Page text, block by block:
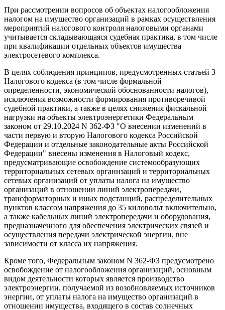
При рассмотрении вопросов об объектах налогообложения
налогом на имущество организаций в рамках осуществления
мероприятий налогового контроля налоговыми органами
учитывается складывающаяся судебная практика, в том числе
при квалификации отдельных объектов имущества
электросетевого комплекса.
В целях соблюдения принципов, предусмотренных статьей 3
Налогового кодекса (в том числе формальной
определенности, экономической обоснованности налогов),
исключения возможности формирования противоречивой
судебной практики, а также в целях снижения фискальной
нагрузки на объекты электроэнергетики Федеральным
законом от 29.10.2024 N 362-ФЗ "О внесении изменений в
части первую и вторую Налогового кодекса Российской
Федерации и отдельные законодательные акты Российской
Федерации" внесены изменения в Налоговый кодекс,
предусматривающие освобождение системообразующих
территориальных сетевых организаций и территориальных
сетевых организаций от уплаты налога на имущество
организаций в отношении линий электропередачи,
трансформаторных и иных подстанций, распределительных
пунктов классом напряжения до 35 киловольт включительно,
а также кабельных линий электропередачи и оборудования,
предназначенного для обеспечения электрических связей и
осуществления передачи электрической энергии, вне
зависимости от класса их напряжения.
Кроме того, Федеральным законом N 362-ФЗ предусмотрено
освобождение от налогообложения организаций, основным
видом деятельности которых является производство
электроэнергии, получаемой из возобновляемых источников
энергии, от уплаты налога на имущество организаций в
отношении имущества, входящего в состав солнечных